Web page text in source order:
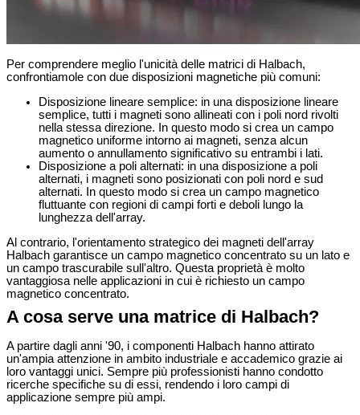
Per comprendere meglio l'unicità delle matrici di Halbach,
confrontiamole con due disposizioni magnetiche più comuni:
Disposizione lineare semplice: in una disposizione lineare
semplice, tutti i magneti sono allineati con i poli nord rivolti
nella stessa direzione. In questo modo si crea un campo
magnetico uniforme intorno ai magneti, senza alcun
aumento o annullamento significativo su entrambi i lati.
Disposizione a poli alternati: in una disposizione a poli
alternati, i magneti sono posizionati con poli nord e sud
alternati. In questo modo si crea un campo magnetico
fluttuante con regioni di campi forti e deboli lungo la
lunghezza dell'array.
Al contrario, l'orientamento strategico dei magneti dell'array
Halbach garantisce un campo magnetico concentrato su un lato e
un campo trascurabile sull'altro. Questa proprietà è molto
vantaggiosa nelle applicazioni in cui è richiesto un campo
magnetico concentrato.
A cosa serve una matrice di Halbach?
A partire dagli anni '90, i componenti Halbach hanno attirato
un'ampia attenzione in ambito industriale e accademico grazie ai
loro vantaggi unici. Sempre più professionisti hanno condotto
ricerche specifiche su di essi, rendendo i loro campi di
applicazione sempre più ampi.